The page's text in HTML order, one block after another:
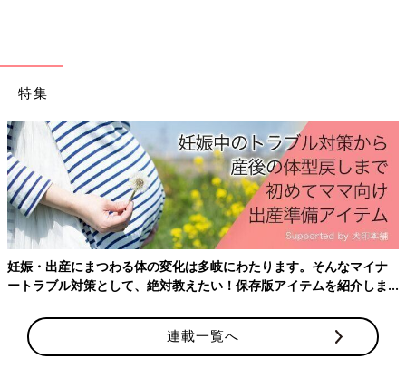
特集
妊娠・出産にまつわる体の変化は多岐にわたります。そんなマイナ
ートラブル対策として、絶対教えたい！保存版アイテムを紹介しま
連載一覧へ